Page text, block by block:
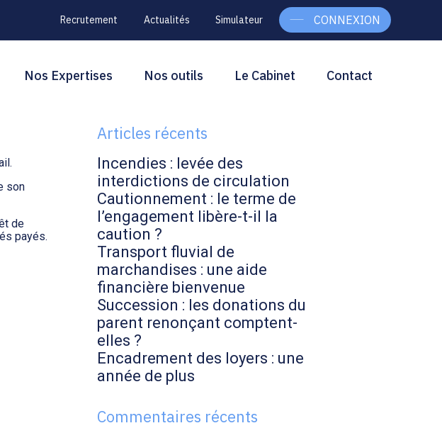
Recrutement Actualités Simulateur CONNEXION
Principal
Nos Expertises Nos outils Le Cabinet Contact
son
de
payés.
Blog
Rechercher
Articles récents
Incendies : levée des
interdictions de circulation
Cautionnement : le terme de
l’engagement libère-t-il la
caution ?
Transport fluvial de
marchandises : une aide
financière bienvenue
Succession : les donations du
parent renonçant comptent-
elles ?
Encadrement des loyers : une
année de plus
Commentaires récents